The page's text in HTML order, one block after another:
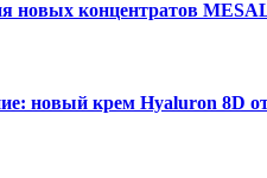
новых концентратов
новый крем Hyaluron 8D